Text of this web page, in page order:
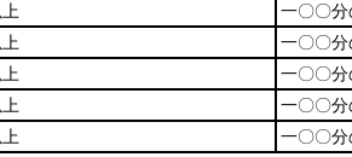
一〇〇
一〇〇
一〇〇
一〇〇
一〇〇